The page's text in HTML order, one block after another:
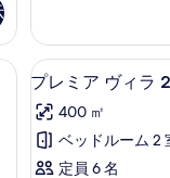
真
を
表
示
す
る
Room
の
詳
| 部屋からの景観
プ
レ
ミ
ア
6
プレミア ヴィラ
400 ㎡
ベッドルーム 2
定員 6 名